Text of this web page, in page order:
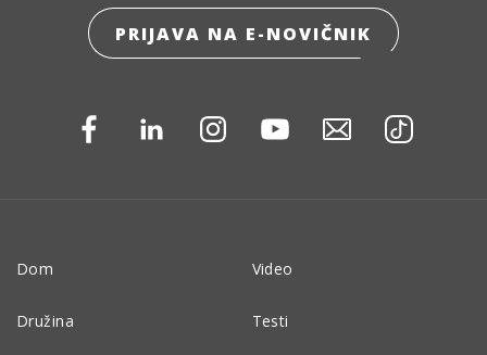
PRIJAVA NA E-NOVIČNIK
Dom
Družina
Video
Testi